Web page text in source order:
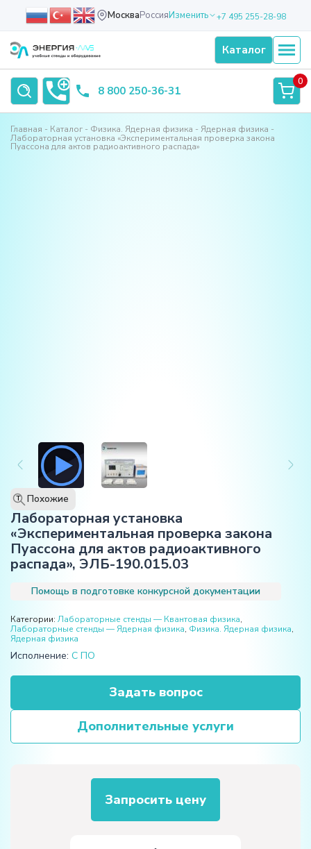
МоскваРоссияИзменить +7 495 255-28-98
Каталог
8 800 250-36-31
0
Главная Каталог Физика. Ядерная физика
Ядерная физика
Лабораторная установка «Экспериментальная проверка закона
Пуассона для актов радиоактивного распада»
T Похожие
Лабораторная установка
«Экспериментальная проверка закона
Пуассона для актов радиоактивного
распада», ЭЛБ-190.015.03
Помощь в подготовке конкурсной документации
Категории: Лабораторные стенды — Квантовая физика,
Лабораторные стенды — Ядерная физика, Физика. Ядерная физика,
Ядерная физика
Исполнение: С ПО
Задать вопрос
Дополнительные услуги
Запросить цену